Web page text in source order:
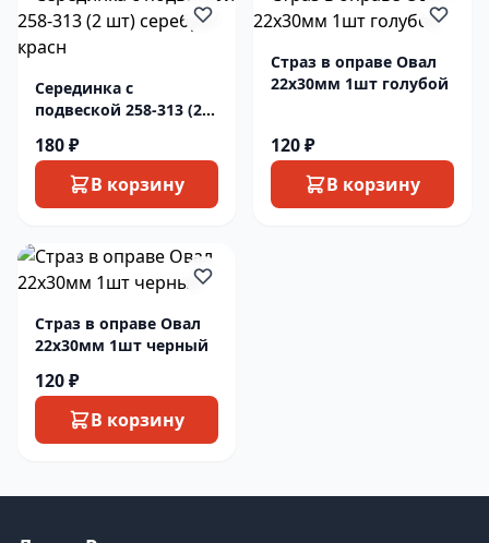
Серединка с
подвеской 258-313 (2
180 ₽
В корзину
Страз в оправе Овал
22х30мм 1шт голубой
120 ₽
В корзину
Страз в оправе Овал
22х30мм 1шт черный
120 ₽
В корзину